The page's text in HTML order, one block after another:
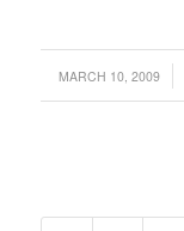
MARCH 10, 2009
/